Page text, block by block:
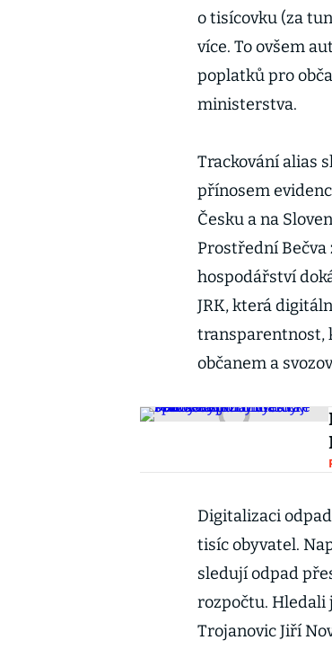
o tisícovku (za
více. To ovšem
poplatků pro
ministerstva.
Trackování alias
přínosem
Česku a na
Prostřední
hospodářství
JRK, která
transparentnost,
občanem a
Digitalizaci
tisíc obyvatel.
sledují odpad
rozpočtu. Hledali
Trojanovic Jiří